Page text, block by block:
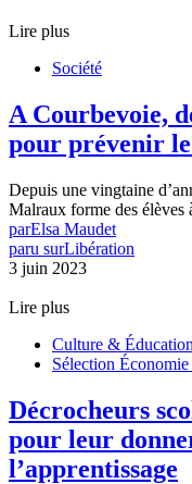
Lire plus
Société
A Courbevoie,
pour prévenir
Depuis une vingtaine
Malraux forme des
parElsa Maudet
paru surLibération
3 juin 2023
Lire plus
Culture & Éducation
Sélection
Décrocheurs
pour leur
l’apprentissage